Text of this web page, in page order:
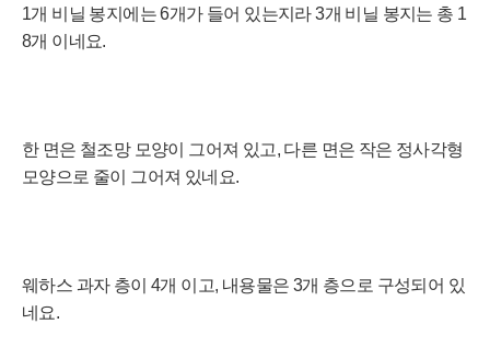
1개 비닐 봉지에는 6개가 들어 있는지라 3개 비닐 봉지는 총 1
8개 이네요.
한 면은 철조망 모양이 그어져 있고, 다른 면은 작은 정사각형
모양으로 줄이 그어져 있네요.
웨하스 과자 층이 4개 이고, 내용물은 3개 층으로 구성되어 있
네요.